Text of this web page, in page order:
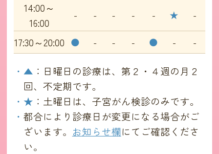
▲ ：日曜日の診療は、第２・４週の月２
回、不定期です。
★ ：土曜日は、子宮がん検診のみです。
都合により診療日が変更になる場合がご
ざいます。 お知らせ欄にてご確認くださ
い。
14:00～
16:00
- - - - - ★ -
17:30～20:00 ● - - - ● - -